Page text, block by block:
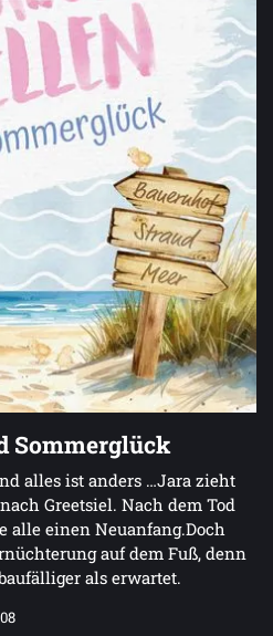
Sommerglück
alles ist anders …Jara zieht
Greetsiel. Nach dem Tod
alle einen Neuanfang.Doch
auf dem Fuß, denn
als erwartet.